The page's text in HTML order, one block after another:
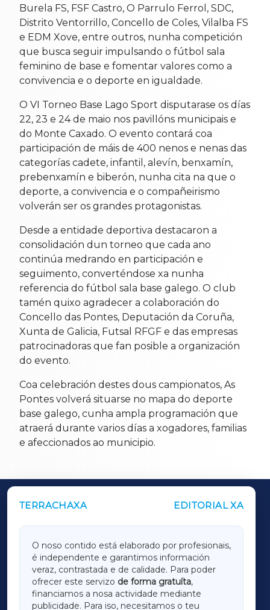
Burela FS, FSF Castro, O Parrulo Ferrol, SDC,
Distrito Ventorrillo, Concello de Coles, Vilalba FS
e EDM Xove, entre outros, nunha competición
que busca seguir impulsando o fútbol sala
feminino de base e fomentar valores como a
convivencia e o deporte en igualdade.
O VI Torneo Base Lago Sport disputarase os días
22, 23 e 24 de maio nos pavillóns municipais e
do Monte Caxado. O evento contará coa
participación de máis de 400 nenos e nenas das
categorías cadete, infantil, alevín, benxamín,
prebenxamín e biberón, nunha cita na que o
deporte, a convivencia e o compañeirismo
volverán ser os grandes protagonistas.
Desde a entidade deportiva destacaron a
consolidación dun torneo que cada ano
continúa medrando en participación e
seguimento, converténdose xa nunha
referencia do fútbol sala base galego. O club
tamén quixo agradecer a colaboración do
Concello das Pontes, Deputación da Coruña,
Xunta de Galicia, Futsal RFGF e das empresas
patrocinadoras que fan posible a organización
do evento.
Coa celebración destes dous campionatos, As
Pontes volverá situarse no mapa do deporte
base galego, cunha ampla programación que
atraerá durante varios días a xogadores, familias
e afeccionados ao municipio.
TERRACHAXA EDITORIAL XA
O noso contido está elaborado por profesionais,
é independente e garantimos información
veraz, contrastada e de calidade. Para poder
ofrecer este servizo de forma gratuíta,
financiamos a nosa actividade mediante
publicidade. Para iso, necesitamos o teu
OUTROS PERIÓDICOS
LUGOXA
TERRACHAXA